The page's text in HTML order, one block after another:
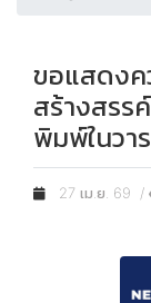
ขอแสดง
สร้างสรร
พิมพ์ในวา
27 เม.ย. 69 /